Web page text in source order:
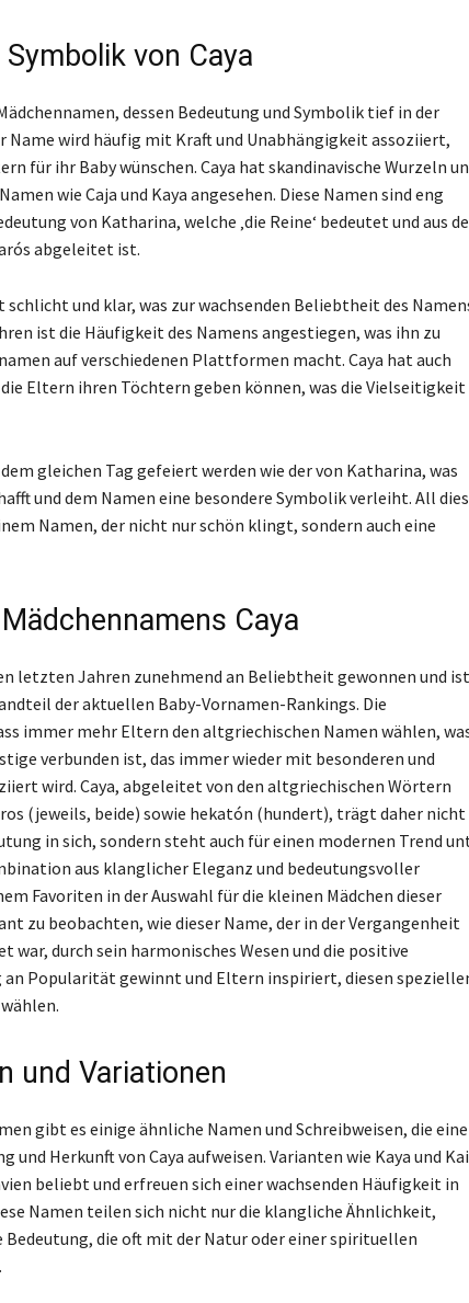
von Caya
dessen Bedeutung und Symbolik tief in der
Name wird häufig mit Kraft und Unabhängigkeit assoziiert,
für ihr Baby wünschen. Caya hat skandinavische Wurzeln
wie Caja und Kaya angesehen. Diese Namen sind eng
von Katharina, welche ‚die Reine‘ bedeutet und aus
abgeleitet ist.
schlicht und klar, was zur wachsenden Beliebtheit des
ist die Häufigkeit des Namens angestiegen, was ihn zu
auf verschiedenen Plattformen macht. Caya hat auch
Eltern ihren Töchtern geben können, was die Vielseitigkeit
gleichen Tag gefeiert werden wie der von Katharina, was
und dem Namen eine besondere Symbolik verleiht. All
Namen, der nicht nur schön klingt, sondern auch eine
Caya
letzten Jahren zunehmend an Beliebtheit gewonnen und ist
der aktuellen Baby-Vornamen-Rankings. Die
immer mehr Eltern den altgriechischen Namen wählen,
verbunden ist, das immer wieder mit besonderen und
wird. Caya, abgeleitet von den altgriechischen Wörtern
(jeweils, beide) sowie hekatón (hundert), trägt daher nicht
in sich, sondern steht auch für einen modernen Trend
aus klanglicher Eleganz und bedeutungsvoller
Favoriten in der Auswahl für die kleinen Mädchen dieser
zu beobachten, wie dieser Name, der in der Vergangenheit
durch sein harmonisches Wesen und die positive
an Popularität gewinnt und Eltern inspiriert, diesen
und Variationen
gibt es einige ähnliche Namen und Schreibweisen, die eine
und Herkunft von Caya aufweisen. Varianten wie Kaya und
beliebt und erfreuen sich einer wachsenden Häufigkeit in
Namen teilen sich nicht nur die klangliche Ähnlichkeit,
Bedeutung, die oft mit der Natur oder einer spirituellen